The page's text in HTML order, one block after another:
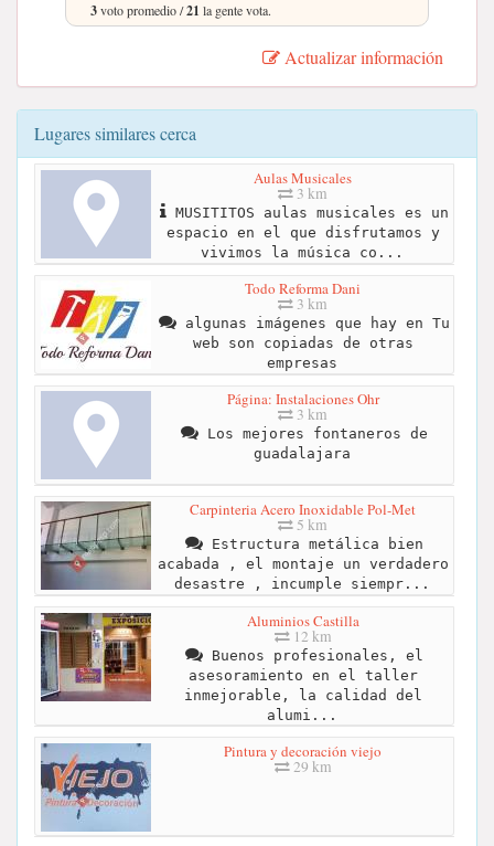
3voto promedio /21 la gente vota.
Actualizar información
Lugares similares cerca
Aulas Musicales
3 km
MUSITITOS aulas musicales es un
espacio en el que disfrutamos y
vivimos la música co...
Todo Reforma Dani
3 km
algunas imágenes que hay en Tu
web son copiadas de otras
empresas
Página: Instalaciones Ohr
3 km
Los mejores fontaneros de
guadalajara
Carpinteria Acero Inoxidable Pol-Met
5 km
Estructura metálica bien
acabada , el montaje un verdadero
desastre , incumple siempr...
Aluminios Castilla
12 km
Buenos profesionales, el
asesoramiento en el taller
inmejorable, la calidad del
alumi...
Pintura y decoración viejo
29 km